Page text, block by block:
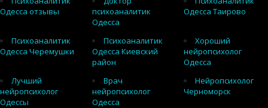
Одесса отзывы
психоаналитик
Одесса
Одесса Таирово
Психоаналитик
Одесса Черемушки
Психоаналитик
Одесса Киевский
район
Хороший
нейропсихолог
Одесса
Лучший
нейропсихолог
Одессы
Врач
нейропсихолог
Одесса
Нейропсихолог
Черноморск